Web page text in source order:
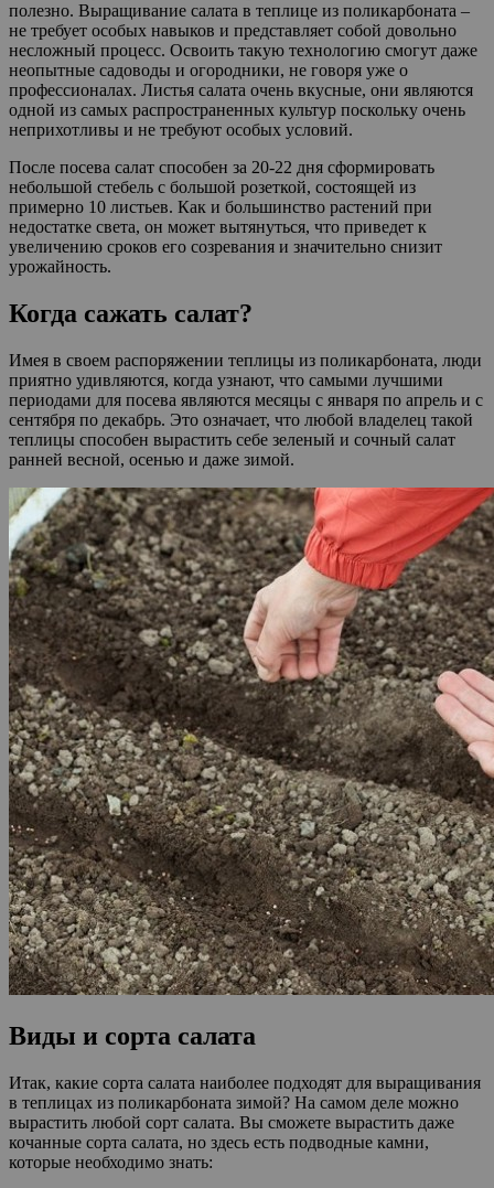
полезно. Выращивание салата в теплице из поликарбоната –
не требует особых навыков и представляет собой довольно
несложный процесс. Освоить такую технологию смогут даже
неопытные садоводы и огородники, не говоря уже о
профессионалах. Листья салата очень вкусные, они являются
одной из самых распространенных культур поскольку очень
неприхотливы и не требуют особых условий.
После посева салат способен за 20-22 дня сформировать
небольшой стебель с большой розеткой, состоящей из
примерно 10 листьев. Как и большинство растений при
недостатке света, он может вытянуться, что приведет к
увеличению сроков его созревания и значительно снизит
урожайность.
Когда сажать салат?
Имея в своем распоряжении теплицы из поликарбоната, люди
приятно удивляются, когда узнают, что самыми лучшими
периодами для посева являются месяцы с января по апрель и с
сентября по декабрь. Это означает, что любой владелец такой
теплицы способен вырастить себе зеленый и сочный салат
ранней весной, осенью и даже зимой.
Виды и сорта салата
Итак, какие сорта салата наиболее подходят для выращивания
в теплицах из поликарбоната зимой? На самом деле можно
вырастить любой сорт салата. Вы сможете вырастить даже
кочанные сорта салата, но здесь есть подводные камни,
которые необходимо знать: